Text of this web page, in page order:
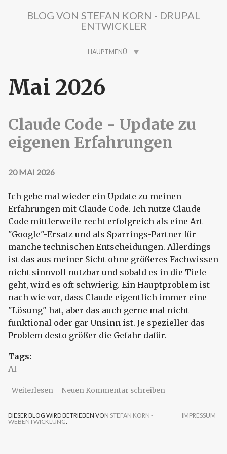
BLOG VON STEFAN KORN - DRUPAL
ENTWICKLER
HAUPTMENÜ
Mai 2026
Claude Code - Update zu
eigenen Erfahrungen
20 MAI 2026
Ich gebe mal wieder ein Update zu meinen
Erfahrungen mit Claude Code. Ich nutze Claude
Code mittlerweile recht erfolgreich als eine Art
"Google"-Ersatz und als Sparrings-Partner für
manche technischen Entscheidungen. Allerdings
ist das aus meiner Sicht ohne größeres Fachwissen
nicht sinnvoll nutzbar und sobald es in die Tiefe
geht, wird es oft schwierig. Ein Hauptproblem ist
nach wie vor, dass Claude eigentlich immer eine
"Lösung" hat, aber das auch gerne mal nicht
funktional oder gar Unsinn ist. Je spezieller das
Problem desto größer die Gefahr dafür.
Tags:
AI
Weiterlesen über Claude Code - Update zu eigenen
Neuen Kommentar schreiben
IMPRESSUM
DIESER BLOG WIRD BETRIEBEN VON STEFAN KORN -
WEBENTWICKLUNG